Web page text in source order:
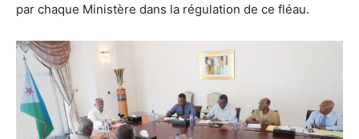
par chaque Ministère dans la régulation de ce fléau.